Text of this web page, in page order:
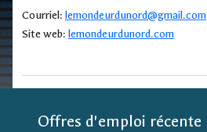
Courriel: lemondeurdunord@gmail.com
Site web: lemondeurdunord.com
Offres d'emploi récente